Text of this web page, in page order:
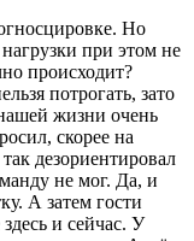
Но
при этом не
происходит?
потрогать, зато
жизни очень
скорее на
дезориентировал
не мог. Да, и
А затем гости
и сейчас. У